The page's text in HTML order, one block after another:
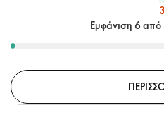
Εμφάνιση 6 από